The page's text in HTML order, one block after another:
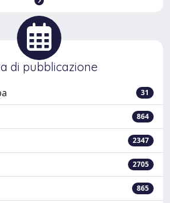
di pubblicazione
31
864
2347
2705
865